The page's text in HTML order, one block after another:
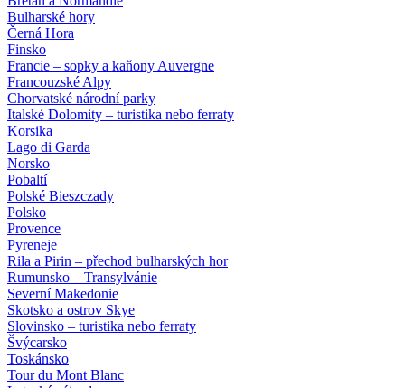
Bulharské hory
Černá Hora
Finsko
Francie – sopky a kaňony Auvergne
Francouzské Alpy
Chorvatské národní parky
Italské Dolomity – turistika nebo ferraty
Korsika
Lago di Garda
Norsko
Pobaltí
Polské Bieszczady
Polsko
Provence
Pyreneje
Rila a Pirin – přechod bulharských hor
Rumunsko – Transylvánie
Severní Makedonie
Skotsko a ostrov Skye
Slovinsko – turistika nebo ferraty
Švýcarsko
Toskánsko
Tour du Mont Blanc